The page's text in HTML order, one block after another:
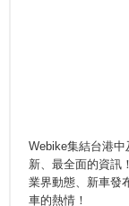
Webike集結台港
新、最全面的資訊
業界動態、新車發
車的熱情！